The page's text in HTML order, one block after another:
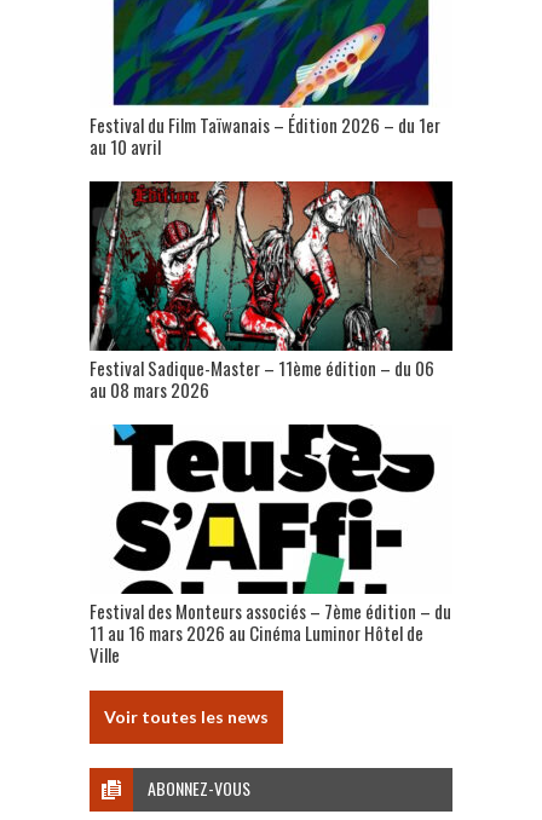
Festival du Film Taïwanais – Édition 2026 – du 1er
au 10 avril
Festival Sadique-Master – 11ème édition – du 06
au 08 mars 2026
Festival des Monteurs associés – 7ème édition – du
11 au 16 mars 2026 au Cinéma Luminor Hôtel de
Ville
Voir toutes les news
ABONNEZ-VOUS